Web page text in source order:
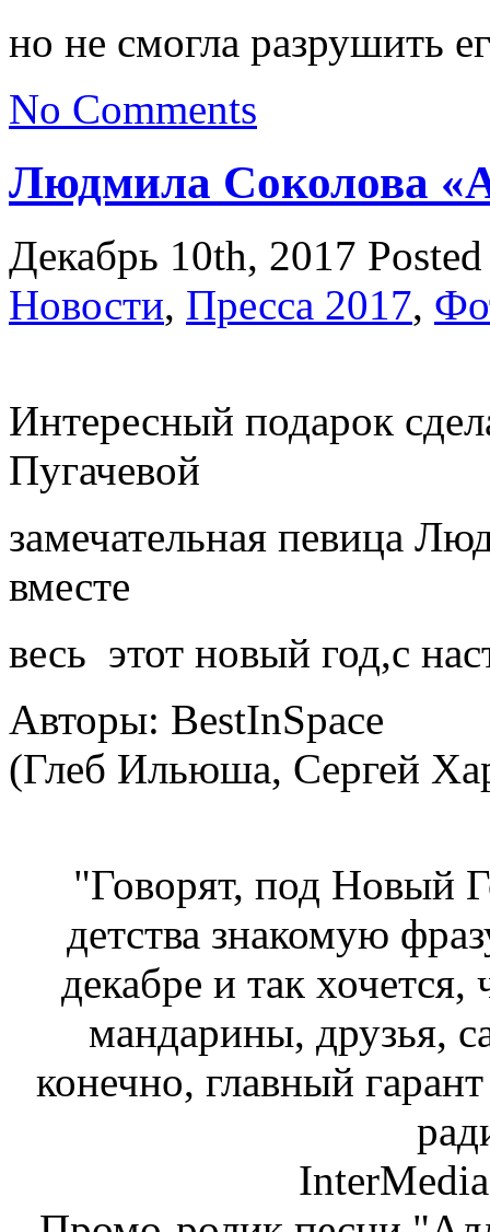
но не смогла разрушить
No Comments
Людмила Соколова
Декабрь 10th, 2017
Новости, Пресса 2017,
Интересный подарок
Пугачевой
замечательная певица
вместе
весь этот новый год,с
Авторы: BestInSpace
(Глеб Ильюша, Сергей
"Говорят, под Новый
детства знакомую
декабре и так хочется,
мандарины, друзья,
конечно, главный